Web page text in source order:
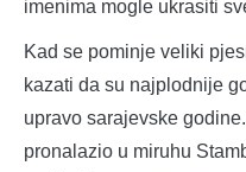
imenima mogle ukrasiti
Kad se pominje veliki
kazati da su najplodnije
upravo sarajevske
pronalazio u miruhu